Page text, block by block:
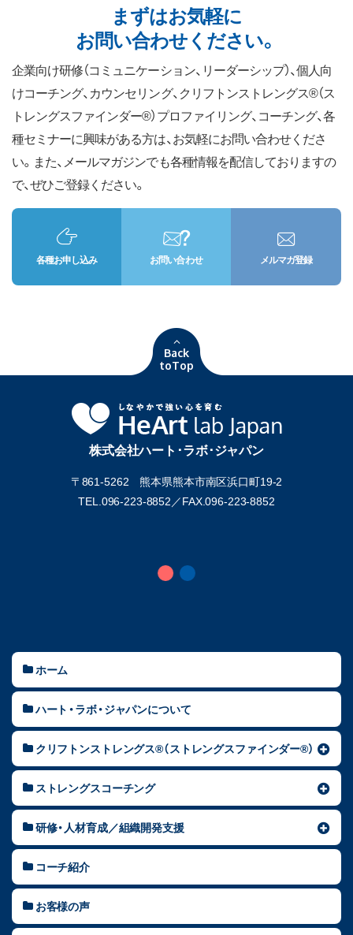
まずはお気軽に
お問い合わせください。
企業向け研修（コミュニケーション、リーダーシップ）、個人向
けコーチング、カウンセリング、クリフトンストレングス®（ス
トレングスファインダー®）プロファイリング、コーチング、各
種セミナーに興味がある方は、お気軽にお問い合わせくださ
い。また、メールマガジンでも各種情報を配信しておりますの
で、ぜひご登録ください。
各種お申し込み お問い合わせ メルマガ登録
Back
toTop
株式会社ハート･ラボ･ジャパン
〒861-5262 熊本県熊本市南区浜口町19-2
TEL.096-223-8852／FAX.096-223-8852
ホーム
ハート・ラボ・ジャパンについて
クリフトンストレングス®（ストレングスファインダー®）
ストレングスコーチング
研修・人材育成／組織開発支援
コーチ紹介
お客様の声